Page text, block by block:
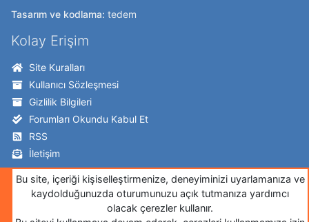
Tasarım ve kodlama: tedem
Kolay Erişim
Site Kuralları
Kullanıcı Sözleşmesi
Gizlilik Bilgileri
Forumları Okundu Kabul Et
RSS
İletişim
Takip Edin!
Bu site, içeriği kişiselleştirmenize, deneyiminizi uyarlamanıza ve
kaydolduğunuzda oturumunuzu açık tutmanıza yardımcı
olacak çerezler kullanır.